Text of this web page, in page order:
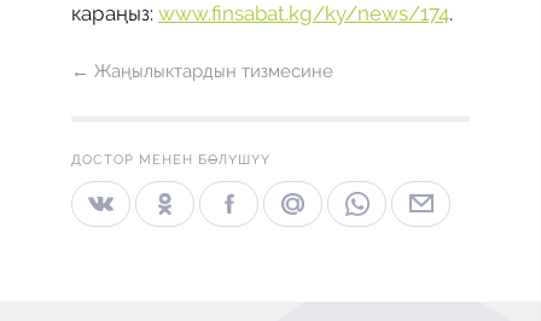
караңыз: www.finsabat.kg/ky/news/174.
← Жаңылыктардын тизмесине
ДОСТОР МЕНЕН БӨЛҮШҮҮ